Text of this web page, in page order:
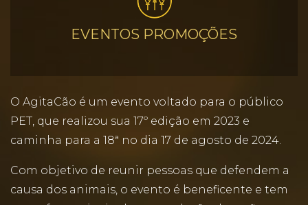
EVENTOS PROMOÇÕES
O AgitaCão é um evento voltado para o público
PET, que realizou sua 17º edição em 2023 e
caminha para a 18ª no dia 17 de agosto de 2024.
Com objetivo de reunir pessoas que defendem a
causa dos animais, o evento é beneficente e tem